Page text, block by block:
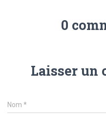
0
Laisser un
Nom *